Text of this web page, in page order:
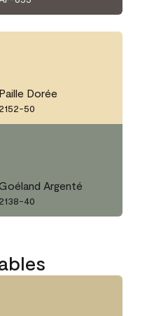
Paille Dorée
2152-50
Argenté
2138-40